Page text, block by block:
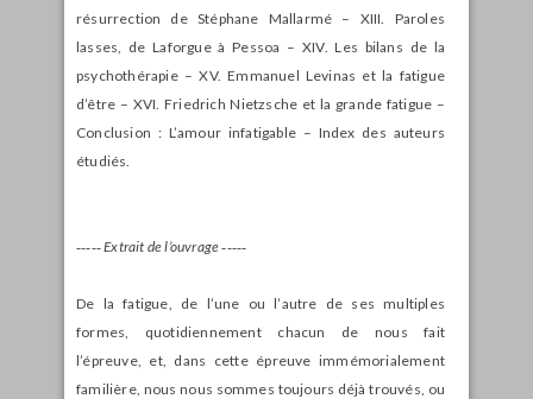
résurrection de Stéphane Mallarmé – XIII. Paroles
lasses, de Laforgue à Pessoa – XIV. Les bilans de la
psychothérapie – XV. Emmanuel Levinas et la fatigue
d’être – XVI. Friedrich Nietzsche et la grande fatigue –
Conclusion : L’amour infatigable – Index des auteurs
étudiés.
‑‑‑‑‑Extrait de l’ouvrage ‑‑‑‑‑
De la fatigue, de l’une ou l’autre de ses multiples
formes, quotidiennement chacun de nous fait
l’épreuve, et, dans cette épreuve immémorialement
familière, nous nous sommes toujours déjà trouvés, ou